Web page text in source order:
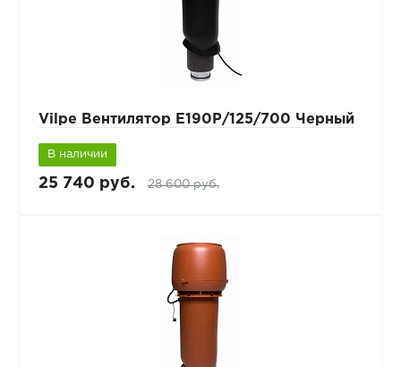
Vilpe Вентилятор Е190Р/125/700 Черный
В наличии
25 740 руб. 28 600 руб.